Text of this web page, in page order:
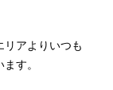
アよりいつも
す。